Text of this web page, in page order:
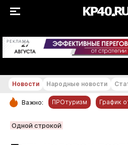
РЕКЛАМА
РУБРИКИ
Новости Народные новости
Важно: ПРОтуризм График
Одной строкой